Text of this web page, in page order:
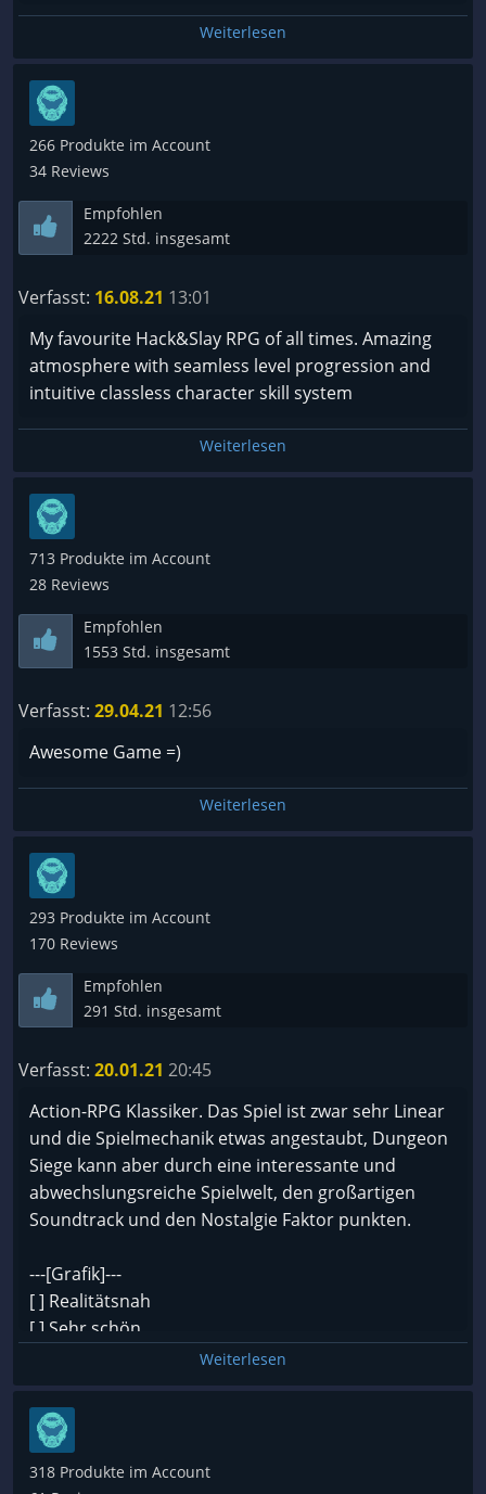
???? Schlecht
☑️ Meh
???? Grafik spielt hier keine Rolle
???? Okay
???? Gut
???? Zauberhaft
???? Schlecht
???? Normal
☑️ Gut
???? Es gibt keine Geschichte
???? Als würde man Angry Birds für die Story spielen
???? Vorhanden, wenn man sich interessiert
☑️ Ganz okay, nichts besonderes
???? Gut geschrieben
???? Unglaubliche Geschichte
~ Preis ~
???? Gratis
???? Zu günstig
???? Könnte etwas günstiger sein
???? Zu teuer
???? Geldverschwendung
~ Anforderungen ~
☑️ Dein Kühlschrank kann es spielen
???? Normal
???? High end
~ Länge ~
???? Sehr kurz (0-5 Stunden)
???? Kurz (5-10 Stunden)
☑️ Durchschnittlich (15-50 Stunden)
???? Lang (50-90 Stunden)
???? Sehr lang (90-110 Stunden)
~ Spaßfaktor~
???? Farbe beim Trocknen zusehen ist lustiger
Weiterlesen
266 Produkte im Account
34 Reviews
Empfohlen
2222 Std. insgesamt
Verfasst: 16.08.21 13:01
My favourite Hack&Slay RPG of all times. Amazing
atmosphere with seamless level progression and
intuitive classless character skill system
Weiterlesen
713 Produkte im Account
28 Reviews
Empfohlen
1553 Std. insgesamt
Verfasst: 29.04.21 12:56
Awesome Game =)
Weiterlesen
293 Produkte im Account
170 Reviews
Empfohlen
291 Std. insgesamt
Verfasst: 20.01.21 20:45
Action-RPG Klassiker. Das Spiel ist zwar sehr Linear
und die Spielmechanik etwas angestaubt, Dungeon
Siege kann aber durch eine interessante und
abwechslungsreiche Spielwelt, den großartigen
Soundtrack und den Nostalgie Faktor punkten.
---[Grafik]---
[ ] Realitätsnah
[ ] Sehr schön
[x] In Ordnung
[ ] Schlecht
[ ] Sehr schlecht
[ ] 5 Jähriger mit Kreide an Hauswand
Weiterlesen
318 Produkte im Account